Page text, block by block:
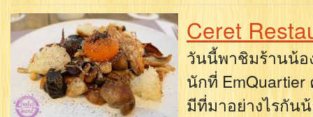
Ceret
วันนี้พาชิมร้านน้อ
นักที่
มีที่มาอย่างไรกัน